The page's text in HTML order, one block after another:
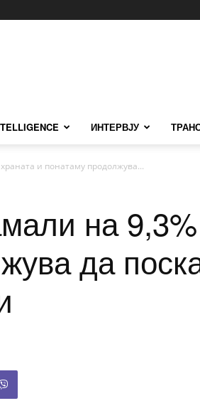
ИНТЕРВЈУ
и понатаму продолжува...
на
да